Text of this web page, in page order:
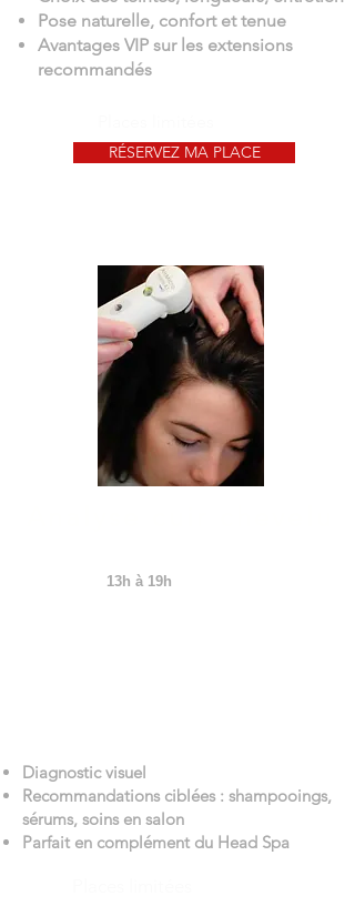
Pose naturelle, confort et tenue
Avantages VIP sur les extensions
recommandés
RÉSERVEZ MA PLACE
13h à 19h
Diagnostic visuel
Recommandations ciblées : shampooings,
sérums, soins en salon
Parfait en complément du Head Spa